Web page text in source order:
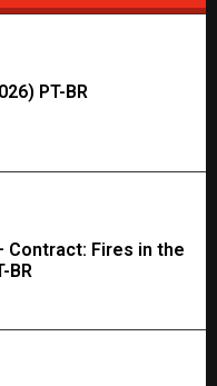
PT-BR
Contract: Fires in the
BR